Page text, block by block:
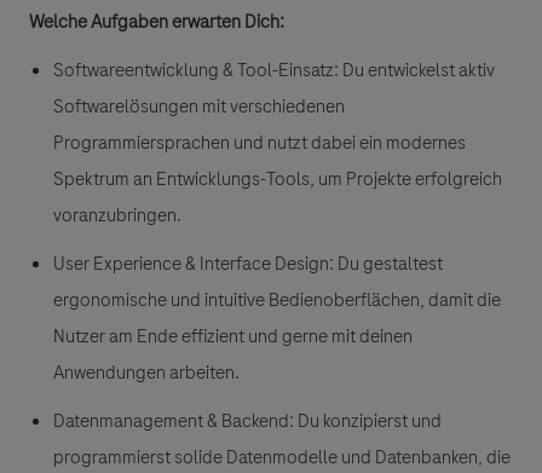
Welche Aufgaben erwarten Dich:
Softwareentwicklung & Tool-Einsatz: Du entwickelst aktiv
Softwarelösungen mit verschiedenen
Programmiersprachen und nutzt dabei ein modernes
Spektrum an Entwicklungs-Tools, um Projekte erfolgreich
voranzubringen.
User Experience & Interface Design: Du gestaltest
ergonomische und intuitive Bedienoberflächen, damit die
Nutzer am Ende effizient und gerne mit deinen
Anwendungen arbeiten.
Datenmanagement & Backend: Du konzipierst und
programmierst solide Datenmodelle und Datenbanken, die